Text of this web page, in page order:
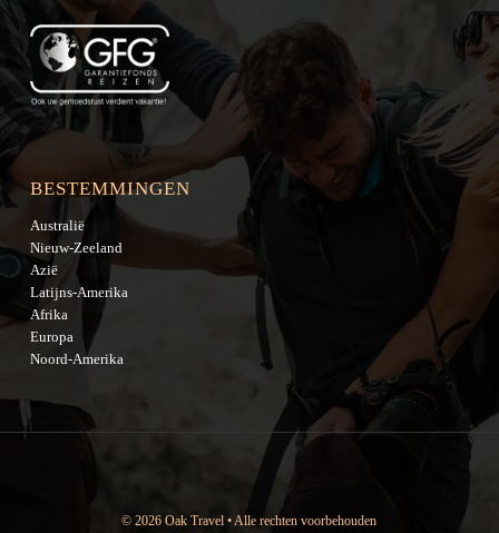
BESTEMMINGEN
Australië
Nieuw-Zeeland
Azië
Latijns-Amerika
Afrika
Europa
Noord-Amerika
© 2026 Oak Travel • Alle rechten voorbehouden